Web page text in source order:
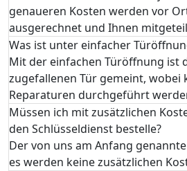
genaueren Kosten werden vor
ausgerechnet und Ihnen
Was ist unter einfacher
Mit der einfachen Türöffnung ist
zugefallenen Tür gemeint, wobei
Reparaturen durchgeführt
Müssen ich mit zusätzlichen
den Schlüsseldienst bestelle?
Der von uns am Anfang
es werden keine zusätzlichen